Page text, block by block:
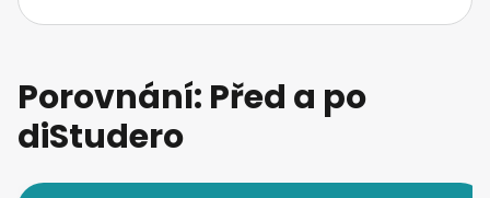
Porovnání: Před a po
diStudero